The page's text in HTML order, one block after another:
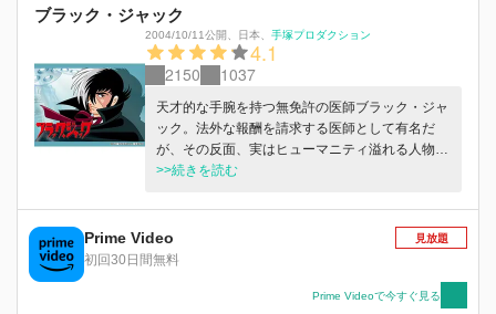
ブラック・ジャック
2004/10/11公開 日本 手塚プロダクション
4.1
2150 1037
天才的な手腕を持つ無免許の医師ブラック・ジャ
ック。法外な報酬を請求する医師として有名だ
が、その反面、実はヒューマニティ溢れる人物で
もあった。彼の活躍を通して、現代社会や医療の
か”を浮き彫りにする。
>>続きを読む
Prime Video
初回30日間無料
見放題
Prime Videoで今すぐ見る